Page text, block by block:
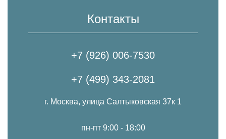
Контакты
+7 (926) 006-7530
+7 (499) 343-2081
г. Москва, улица Салтыковская 37к 1
пн-пт 9:00 - 18:00